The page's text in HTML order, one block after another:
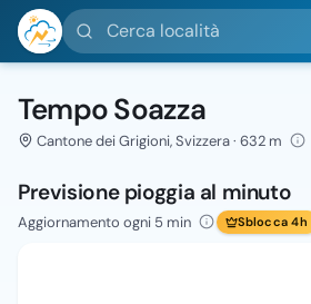
Cerca località
Tempo Soazza
Cantone dei Grigioni, Svizzera · 632 m
Previsione pioggia al minuto
Aggiornamento ogni 5 min Sblocca 4h